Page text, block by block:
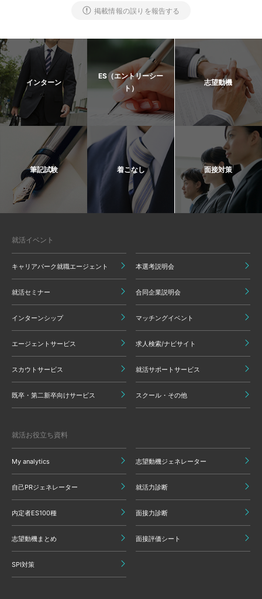
掲載情報の誤りを報告する
インターン
ES（エントリーシー
ト）
志望動機
筆記試験 着こなし 面接対策
就活イベント
キャリアパーク就職エージェント 本選考説明会
就活セミナー 合同企業説明会
インターンシップ マッチングイベント
エージェントサービス 求人検索/ナビサイト
スカウトサービス 就活サポートサービス
既卒・第二新卒向けサービス スクール・その他
就活お役立ち資料
My analytics 志望動機ジェネレーター
自己PRジェネレーター 就活力診断
内定者ES100種 面接力診断
志望動機まとめ 面接評価シート
SPI対策